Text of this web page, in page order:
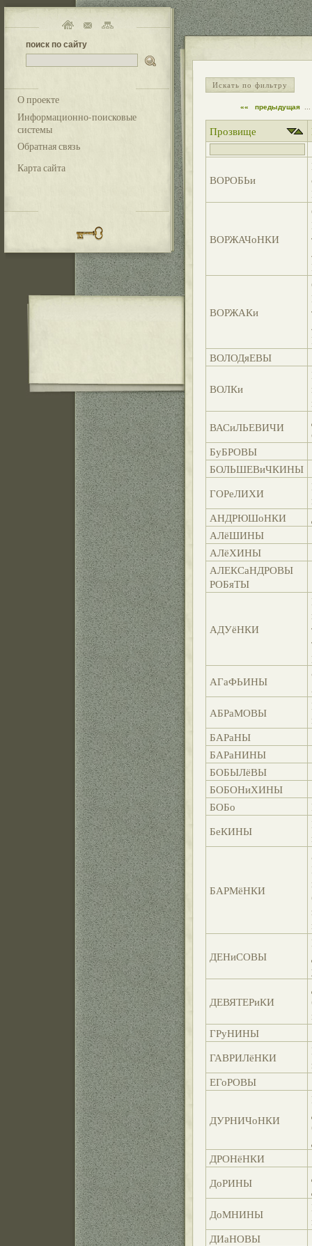
поиск по сайту
О проекте
Информационно-поисковые
системы
Обратная связь
Карта сайта
Искать по фильтру
«« предыдущая
Прозвище
ВОРОБЬи
ВОРЖАЧоНКИ
ВОРЖАКи
ВОЛОДяЕВЫ
ВОЛКи
ВАСиЛЬЕВИЧИ
БуБРОВЫ
БОЛЬШЕВиЧКИНЫ
ГОРеЛИХИ
АНДРЮШоНКИ
АЛёШИНЫ
АЛёХИНЫ
АЛЕКСаНДРОВЫ
РОБяТЫ
АДУёНКИ
АГаФЬИНЫ
АБРаМОВЫ
БАРаНЫ
БАРаНИНЫ
БОБЫЛёВЫ
БОБОНиХИНЫ
БОБо
БеКИНЫ
БАРМёНКИ
ДЕНиСОВЫ
ДЕВЯТЕРиКИ
ГРуНИНЫ
ГАВРИЛёНКИ
ЕГоРОВЫ
ДУРНИЧоНКИ
ДРОНёНКИ
ДоРИНЫ
ДоМНИНЫ
ДИаНОВЫ